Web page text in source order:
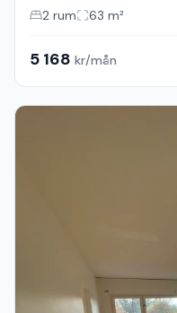
2 rum 63 m²
5 168 kr/mån